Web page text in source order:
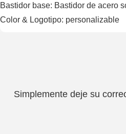
Bastidor base: Bastidor de acero
Color & Logotipo: personalizable
Simplemente deje su